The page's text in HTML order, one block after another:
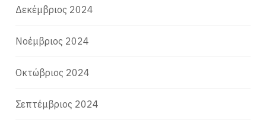
Δεκέμβριος 2024
Νοέμβριος 2024
Οκτώβριος 2024
Σεπτέμβριος 2024